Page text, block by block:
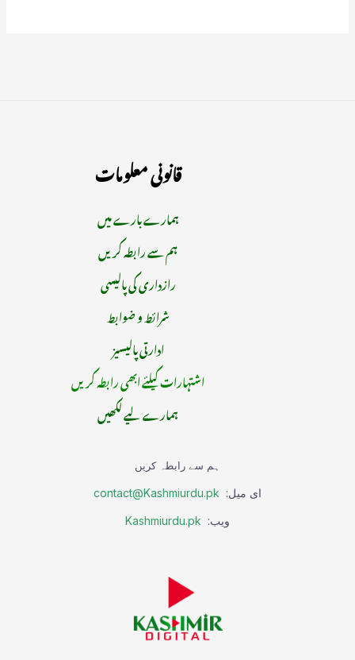
قانونی معلومات
ہمارے بارے میں
ہم سے رابطہ کریں
رازداری کی پالیسی
شرائط و ضوابط
ادارتی پالیسیز
اشتہارات کیلئے ابھی رابطہ کریں
ہمارے لیے لکھیں
ہم سے رابطہ کریں
ای میل: contact@Kashmiurdu.pk
ویب: Kashmiurdu.pk